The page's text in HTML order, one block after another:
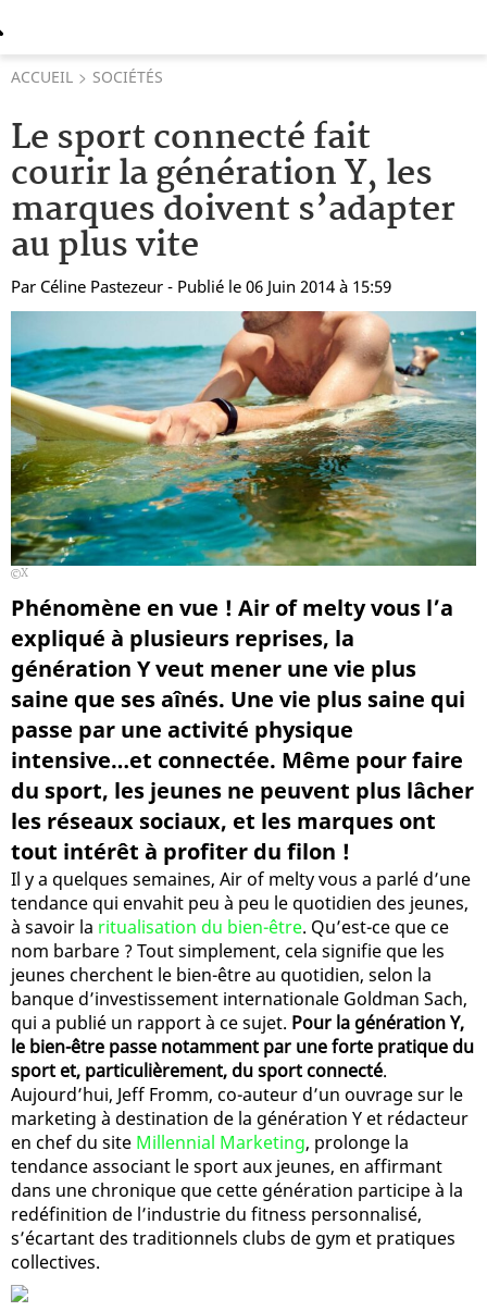
ACCUEIL SOCIÉTÉS
Le sport connecté fait
courir la génération Y, les
marques doivent s’adapter
au plus vite
Par Céline Pastezeur - Publié le 06 Juin 2014 à 15:59
X
Phénomène en vue ! Air of melty vous l’a
expliqué à plusieurs reprises, la
génération Y veut mener une vie plus
saine que ses aînés. Une vie plus saine qui
passe par une activité physique
intensive…et connectée. Même pour faire
du sport, les jeunes ne peuvent plus lâcher
les réseaux sociaux, et les marques ont
tout intérêt à profiter du filon !
Il y a quelques semaines, Air of melty vous a parlé d’une
tendance qui envahit peu à peu le quotidien des jeunes,
à savoir la ritualisation du bien-être. Qu’est-ce que ce
nom barbare ? Tout simplement, cela signifie que les
jeunes cherchent le bien-être au quotidien, selon la
banque d’investissement internationale Goldman Sach,
qui a publié un rapport à ce sujet. Pour la génération Y,
le bien-être passe notamment par une forte pratique du
sport et, particulièrement, du sport connecté.
Aujourd’hui, Jeff Fromm, co-auteur d’un ouvrage sur le
marketing à destination de la génération Y et rédacteur
en chef du site Millennial Marketing, prolonge la
tendance associant le sport aux jeunes, en affirmant
dans une chronique que cette génération participe à la
redéfinition de l’industrie du fitness personnalisé,
s’écartant des traditionnels clubs de gym et pratiques
collectives.